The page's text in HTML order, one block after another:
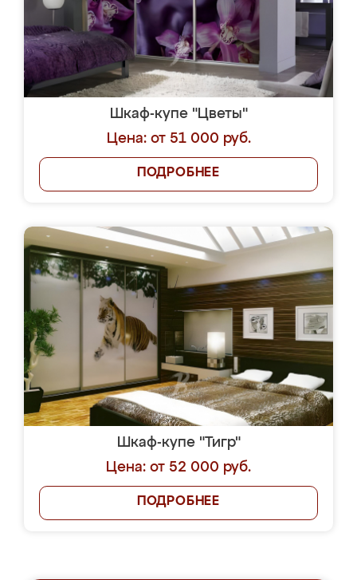
Похожие шкафы-
купе на заказ
Шкаф-купе "Ночь"
Цена: от 46 000 руб.
ПОДРОБНЕЕ